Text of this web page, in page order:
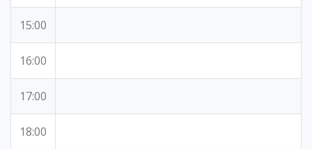
15:00
16:00
17:00
18:00